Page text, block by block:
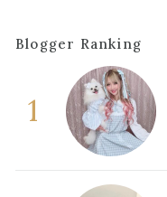
Blogger Ranking
1